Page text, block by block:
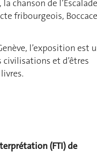
chanson de l’Escalade
fribourgeois, Boccace
l’exposition est
et d’êtres
(FTI) de